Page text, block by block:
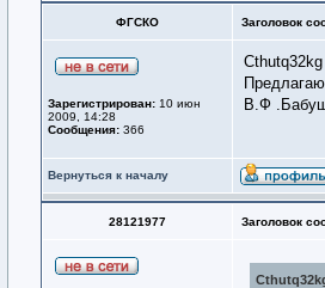
ФГСКО Заголовок
Зарегистрирован: 10 июн
2009, 14:28
Сообщения: 366
Cthutq32kg
В.Ф
Вернуться к началу
28121977 Заголовок